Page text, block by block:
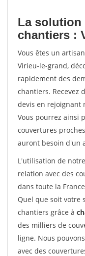
La solution
chantiers :
Vous êtes un
Virieu-le-grand,
rapidement des
chantiers. Recevez
devis en rejoignant
Vous pourrez ainsi
couvertures
auront besoin d'un
L'utilisation de
relation avec des
dans toute la
Quel que soit votre
chantiers grâce à
des milliers de
ligne. Nous
avec des